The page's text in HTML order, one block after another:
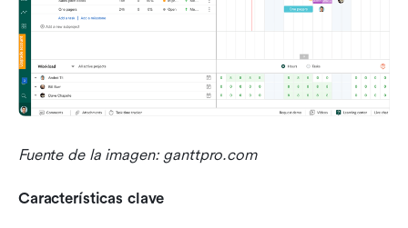
Fuente de la imagen: ganttpro.com
Características clave